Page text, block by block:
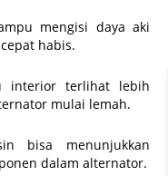
mengisi daya aki
habis.
interior terlihat lebih
mulai lemah.
bisa menunjukkan
dalam alternator.